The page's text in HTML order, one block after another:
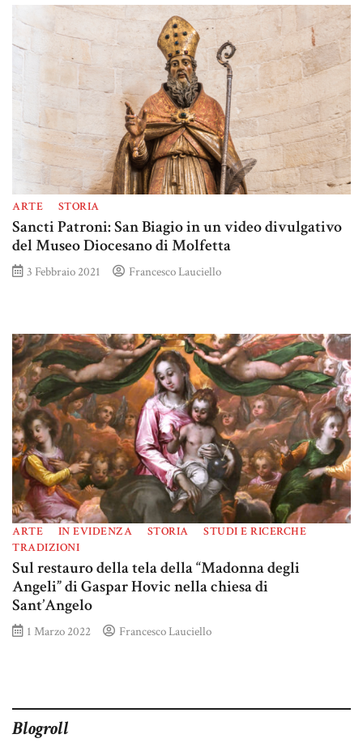
ARTE STORIA
Sancti Patroni: San Biagio in un video divulgativo
del Museo Diocesano di Molfetta
3 Febbraio 2021 Francesco Lauciello
ARTE IN EVIDENZA STORIA
STUDI E RICERCHE
TRADIZIONI
Sul restauro della tela della “Madonna degli
Angeli” di Gaspar Hovic nella chiesa di
Sant’Angelo
1 Marzo 2022 Francesco Lauciello
Blogroll